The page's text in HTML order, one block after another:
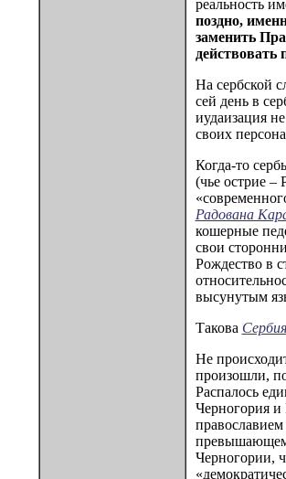
реальность
поздно,
заменить
действовать
На сербской
сей день в
иудаизация
своих
Когда-то
(чье острие –
Радована
кошерные
свои
Рождество в
высунутым
Такова Сербия
Не
произошли,
Распалось
Черногория и
превышающем
Черногории,